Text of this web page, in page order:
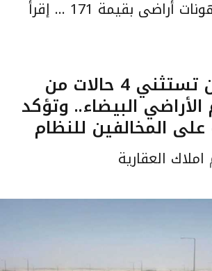
إقرأ
وزارة الإسكان تستثني 4 حالات من
البیضاء.. وتؤكد
المخالفين للنظام
املاك العقارية